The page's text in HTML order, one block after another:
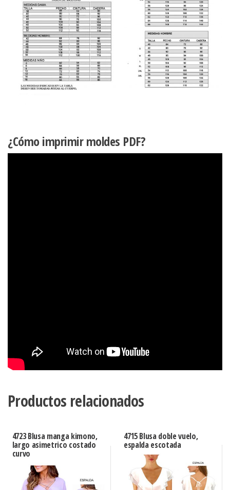
¿Cómo imprimir moldes PDF?
Productos relacionados
4723 Blusa manga kimono,
largo asimetrico costado
curvo
4715 Blusa doble vuelo,
espalda escotada